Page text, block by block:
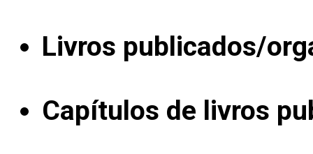
Livros publicados/
Capítulos de livros